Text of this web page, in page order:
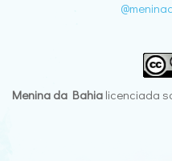
Menina da Bahia licenciada